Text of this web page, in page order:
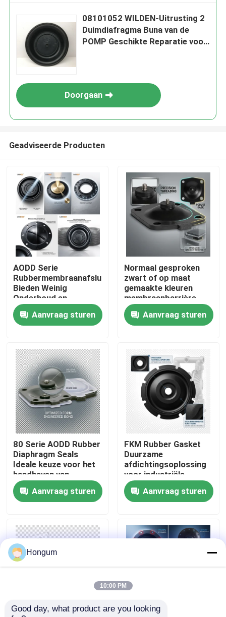
Huis
Producten
Over ons
fabriekstour
Kwaliteitscontrole
Nieuws
Vraag een offerte
Rubberdiafragmaverbindingen
Klep Rubberdiafragma
08101052 WILDEN-Uitrusting 2
Duimdiafragma Buna van de
POMP Geschikte Reparatie voor
Doorgaan
Geadviseerde Producten
AODD Serie
Rubbermembraanafsluitingen
Bieden Weinig
Onderhoud en
Consistente Tolerantie
±0.02mm voor
Industriële Operaties
Aanvraag sturen
Normaal gesproken
zwart of op maat
gemaakte kleuren
membraanbarrière
temperatuur volgens
het materiaal
afdichtingselement
Aanvraag sturen
80 Serie AODD Rubber
Diaphragm Seals
Ideale keuze voor het
handhaven van
drukintegrititeit in
pneumatische en
hydraulische systemen
Aanvraag sturen
FKM Rubber Gasket
Duurzame
afdichtingsoplossing
voor industriële
toepassingen, bestand
tegen chemicaliën en
extreme temperaturen
Aanvraag sturen
Hongum
10:00 PM
Good day, what product are you looking